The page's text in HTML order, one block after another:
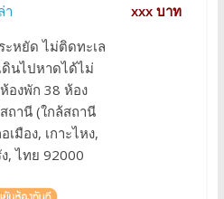
า
หยัด ไม่ติดทะเล
ดินไปหาดได้ไม่
องพัก 38 ห้อง
ถานี (ใกล้สถานี
เมือง, เกาะไหง,
, ไทย 92000
xxx บาท